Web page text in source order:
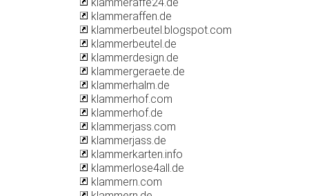
klammeraffen.de
klammerbeutel.blogspot.com
klammerbeutel.de
klammerdesign.de
klammergeraete.de
klammerhalm.de
klammerhof.com
klammerhof.de
klammerjass.com
klammerjass.de
klammerkarten.info
klammerlose4all.de
klammern.com